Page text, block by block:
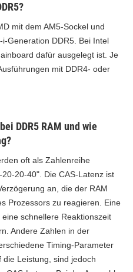
mit dem AM5-Sockel und
Generation DDR5. Bei Intel
dafür ausgelegt ist. Je
mit DDR4- oder
DDR5 RAM und wie
oft als Zahlenreihe
20-40". Die CAS-Latenz ist
an, die der RAM
Prozessors zu reagieren. Eine
schnellere Reaktionszeit
Andere Zahlen in der
Timing-Parameter
Leistung, sind jedoch